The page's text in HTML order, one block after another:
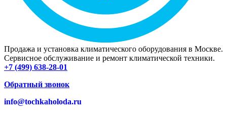
Продажа и установка климатического оборудования в Москве.
Сервисное обслуживание и ремонт климатической техники.
+7 (499) 638-28-01
Обратный звонок
info@tochkaholoda.ru